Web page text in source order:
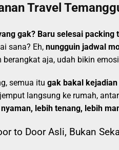
Travel
gak? Baru selesai
sana? Eh, nungguin jadwal
berangkat aja, udah bikin
semua itu gak bakal kejadian
langsung ke rumah,
lebih tenang, lebih
to Door Asli, Bukan